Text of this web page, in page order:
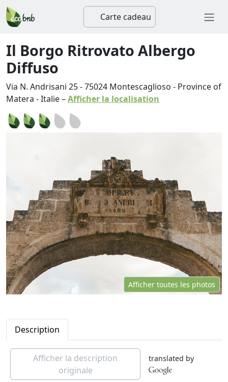
Carte cadeau
Il Borgo Ritrovato Albergo
Diffuso
Via N. Andrisani 25-75024 Montescaglioso - Province of
Matera -Italie–Afficher la localisation
Afficher toutes les photos
Description
Afficher la description
originale
translated by